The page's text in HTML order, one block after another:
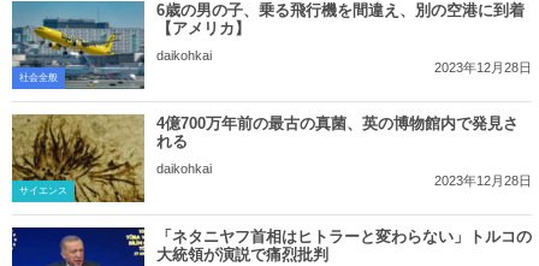
社会全般
6歳の男の子、乗る飛行機を間違え、別の空港に到着
【アメリカ】
daikohkai
2023年12月28日
サイエンス
4億700万年前の最古の真菌、英の博物館内で発見さ
れる
daikohkai
2023年12月28日
「ネタニヤフ首相はヒトラーと変わらない」トルコの
大統領が演説で痛烈批判